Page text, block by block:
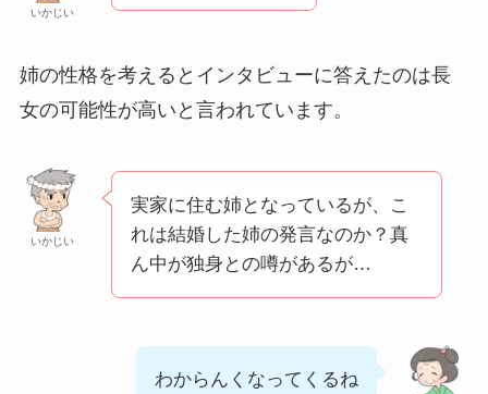
いかじい
姉の性格を考えるとインタビューに答えたのは長
女の可能性が高いと言われています。
いかじい
実家に住む姉となっているが、こ
れは結婚した姉の発言なのか？真
ん中が独身との噂があるが…
わからんくなってくるね